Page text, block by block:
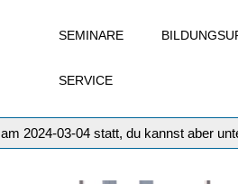
SEMINARE
SERVICE
2024-03-04 statt, du kannst aber